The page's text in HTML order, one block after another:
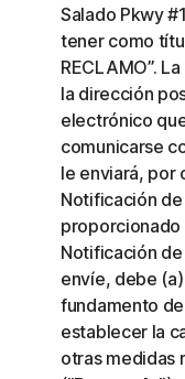
Salado Pkwy
tener como
RECLAMO”.
la dirección
electrónico
comunicarse
le enviará, por
Notificación
proporcionado
Notificación
envíe, debe
fundamento
establecer la
otras medidas